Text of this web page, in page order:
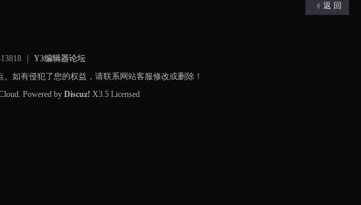
返 回
Y3编辑器论坛
如有侵犯了您的权益，请联系网站客服修改或删除！
Powered byDiscuz! X3.5 Licensed